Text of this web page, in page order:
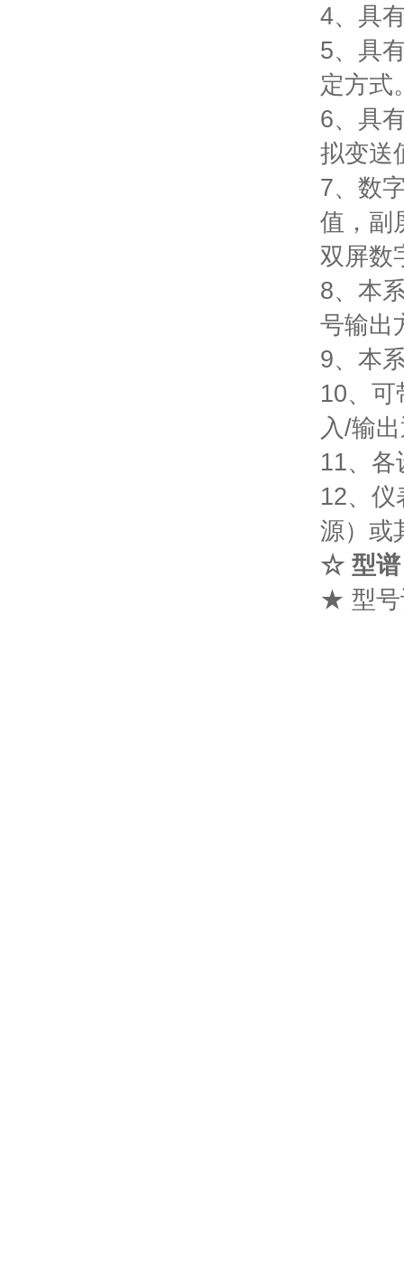
4、具
5、具
定方式
6、具
拟变送
7、数
值，副
双屏数
8、本
号输出
9、本
10、可
入/输
11、各
12、
源）或
☆ 型谱
★ 型号